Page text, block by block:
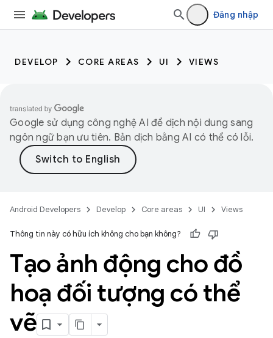
Đăng nhập
DEVELOP CORE AREAS UI VIEWS
Google sử dụng công nghệ AI để dịch nội dung sang
ngôn ngữ bạn ưu tiên. Bản dịch bằng AI có thể có lỗi.
Android Developers Develop Core areas UI Views
Thông tin này có hữu ích không cho bạn không?
Tạo ảnh động cho đồ
hoạ đối tượng có thể
vẽ